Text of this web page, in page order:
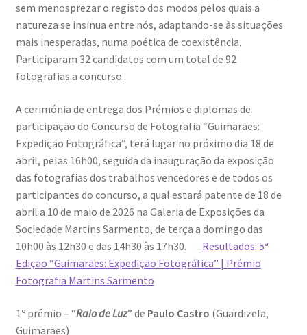
Flores em ponto Macro / Macro Spot Flowers
Fotograficamente
Génesis
LISBOA AINDA – Olhares sobre a cidade em quarentena
Mármore Preto / Black Marble
nós, os outros | we, the other
O Passeio da Luz
Passeando pela Indochina…
sem menosprezar o registo dos modos pelos quais a
natureza se insinua entre nós, adaptando-se às situações
mais inesperadas, numa poética de coexistência.
Participaram 32 candidatos com um total de 92
fotografias a concurso.
A cerimónia de entrega dos Prémios e diplomas de
participação do Concurso de Fotografia “Guimarães:
Expedição Fotográfica”, terá lugar no próximo dia 18 de
abril, pelas 16h00, seguida da inauguração da exposição
das fotografias dos trabalhos vencedores e de todos os
participantes do concurso, a qual estará patente de 18 de
abril a 10 de maio de 2026 na Galeria de Exposições da
Sociedade Martins Sarmento, de terça a domingo das
10h00 às 12h30 e das 14h30 às 17h30.
Resultados: 5ª
Edição “Guimarães: Expedição Fotográfica” | Prémio
Fotografia Martins Sarmento
1º prémio – “Raio de Luz” de Paulo Castro (Guardizela,
Guimarães)